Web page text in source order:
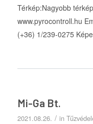
Térkép:Nagyobb
www.pyrocontroll.hu
(+36) 1/239-0275
Mi-Ga Bt.
2021.08.26. / in